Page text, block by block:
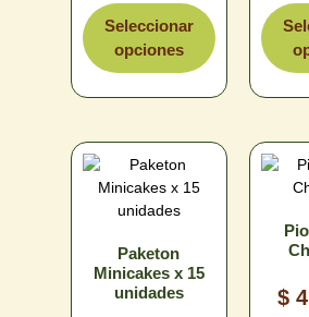
Seleccionar
opciones
Paketon
Minicakes x 15
unidades
$